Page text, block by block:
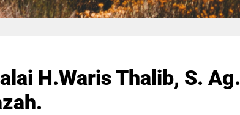
H.Waris Thalib, S. Ag.